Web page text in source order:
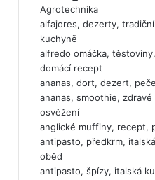
Agrotechnika
alfajores, dezerty,
kuchyně
alfredo omáčka,
domácí recept
ananas, dort, dezert,
ananas, smoothie,
osvěžení
anglické muffiny, recept,
antipasto, předkrm,
oběd
antipasto, špízy, italská